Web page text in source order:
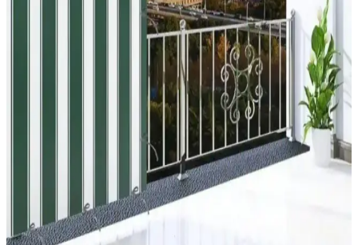
Boss Concept Mutfak ve Balkon Masası ile Sandalye
Takımı Değerlendirmesi ve Kullanıcı Yorumları
Boss Concept tarafından tasarlanan mutfak ve balkon masası ile
sandalye takımı, modern görünüm ve dayanıklılık özellikleriyle öne
çıkıyor. Ancak, malzeme kalitesi ve montaj sorunları kullanıcı
yorumlarında öne çıkan noktalar arasında yer alıyor.
Serin Home Collection Beyaz Katlanabilir Plise
Perde: Modern ve Pratik Çözüm İçin Uygun
Serin Home Collection'un beyaz katlanabilir plise perde, estetik ve
fonksiyonelliği bir arada sunar. Kolay montajı ve dayanıklı polyester
kumaşıyla iç ve dış mekanlarda şıklık ve mahremiyet sağlar.